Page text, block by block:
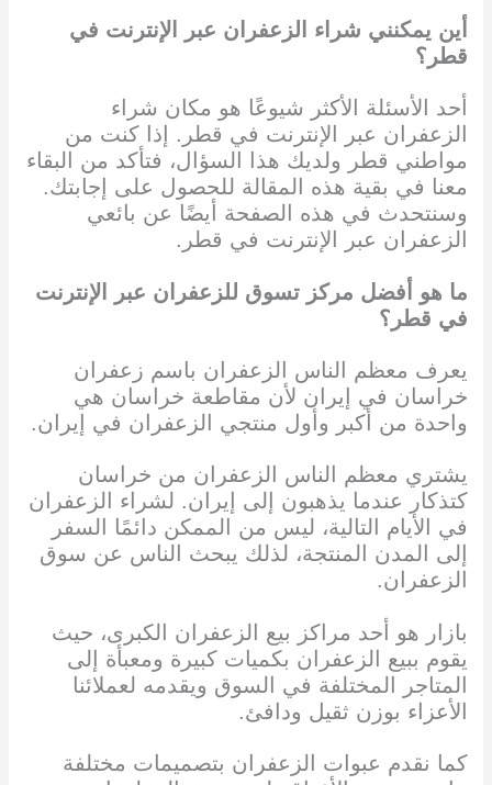
أين يمكنني شراء الزعفران عبر الإنترنت في
قطر ؟
أحد الأسئلة الأكثر شيوعًا هو مكان شراء
الزعفران عبر الإنترنت في قطر . إذا كنت من
مواطني قطر
ولديك هذا السؤال، فتأكد من البقاء
معنا في بقية هذه المقالة للحصول على إجابتك.
وسنتحدث في هذه الصفحة أيضًا عن بائعي
الزعفران عبر الإنترنت في قطر .
ما هو أفضل مركز تسوق للزعفران عبر الإنترنت
في قطر ؟
يعرف معظم الناس الزعفران باسم زعفران
خراسان في إيران لأن مقاطعة خراسان هي
واحدة من أكبر وأول منتجي الزعفران في إيران.
يشتري معظم الناس الزعفران من خراسان
كتذكار عندما يذهبون إلى إيران. لشراء الزعفران
في الأيام التالية، ليس من الممكن دائمًا السفر
إلى المدن المنتجة، لذلك يبحث الناس عن سوق
الزعفران.
بازار هو أحد مراكز بيع الزعفران الكبرى، حيث
يقوم ببيع الزعفران بكميات كبيرة ومعبأة إلى
المتاجر المختلفة في السوق ويقدمه لعملائنا
الأعزاء بوزن ثقيل ودافئ.
كما نقدم عبوات الزعفران بتصميمات مختلفة